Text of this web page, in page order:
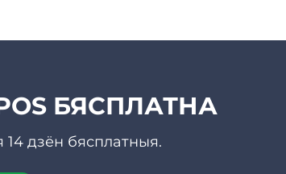
БЯСПЛАТНА
14 дзён бясплатныя.